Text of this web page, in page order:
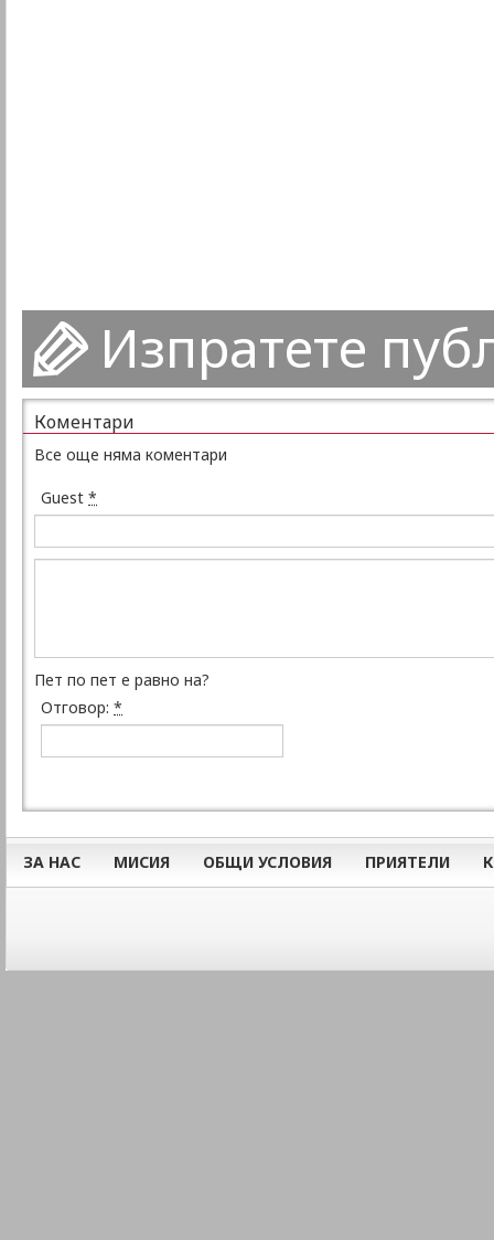
Изпратете
Коментари
Все още няма коментари
Guest *
Пет по пет е равно на?
Отговор: *
ЗА НАС МИСИЯ ОБЩИ УСЛОВИЯ ПРИЯТЕЛИ